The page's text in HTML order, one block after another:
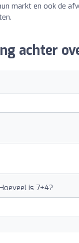
markt en ook de
achter
is 7+4?